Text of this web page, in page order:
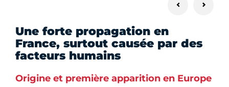
Une forte propagation en
France, surtout causée par des
facteurs humains
Origine et première apparition en Europe